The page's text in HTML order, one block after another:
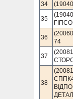
34
35
36
74
37
38